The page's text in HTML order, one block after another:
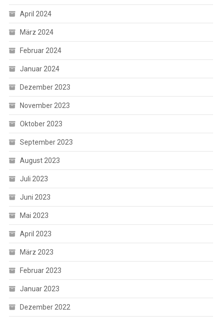
April 2024
März 2024
Februar 2024
Januar 2024
Dezember 2023
November 2023
Oktober 2023
September 2023
August 2023
Juli 2023
Juni 2023
Mai 2023
April 2023
März 2023
Februar 2023
Januar 2023
Dezember 2022